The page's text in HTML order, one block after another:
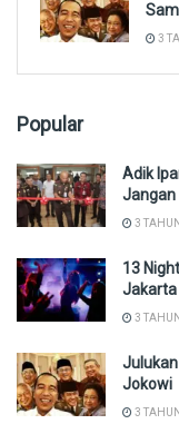
3
Popular
Adik
Jangan
3
13
Jakarta
3
Jokowi
3